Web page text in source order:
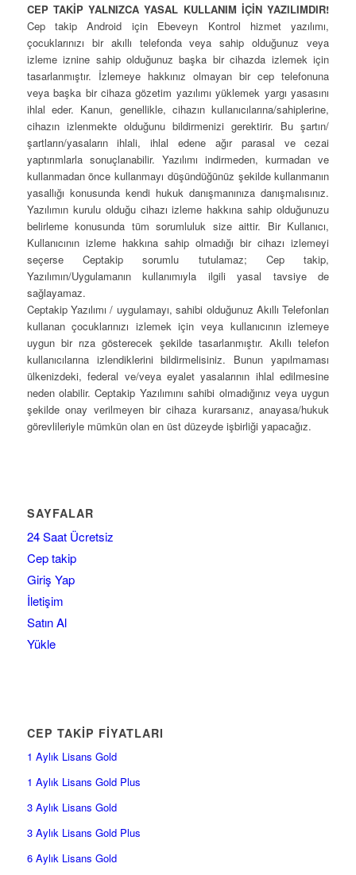
CEP TAKİP YALNIZCA YASAL KULLANIM İÇİN YAZILIMDIR!
Cep takip Android için Ebeveyn Kontrol hizmet yazılımı,
çocuklarınızı bir akıllı telefonda veya sahip olduğunuz veya
izleme iznine sahip olduğunuz başka bir cihazda izlemek için
tasarlanmıştır. İzlemeye hakkınız olmayan bir cep telefonuna
veya başka bir cihaza gözetim yazılımı yüklemek yargı yasasını
ihlal eder. Kanun, genellikle, cihazın kullanıcılarına/sahiplerine,
cihazın izlenmekte olduğunu bildirmenizi gerektirir. Bu şartın/
şartların/yasaların ihlali, ihlal edene ağır parasal ve cezai
yaptırımlarla sonuçlanabilir. Yazılımı indirmeden, kurmadan ve
kullanmadan önce kullanmayı düşündüğünüz şekilde kullanmanın
yasallığı konusunda kendi hukuk danışmanınıza danışmalısınız.
Yazılımın kurulu olduğu cihazı izleme hakkına sahip olduğunuzu
belirleme konusunda tüm sorumluluk size aittir. Bir Kullanıcı,
Kullanıcının izleme hakkına sahip olmadığı bir cihazı izlemeyi
seçerse Ceptakip sorumlu tutulamaz; Cep takip,
Yazılımın/Uygulamanın kullanımıyla ilgili yasal tavsiye de
sağlayamaz.
Ceptakip Yazılımı / uygulamayı, sahibi olduğunuz Akıllı Telefonları
kullanan çocuklarınızı izlemek için veya kullanıcının izlemeye
uygun bir rıza gösterecek şekilde tasarlanmıştır. Akıllı telefon
kullanıcılarına izlendiklerini bildirmelisiniz. Bunun yapılmaması
ülkenizdeki, federal ve/veya eyalet yasalarının ihlal edilmesine
neden olabilir. Ceptakip Yazılımını sahibi olmadığınız veya uygun
şekilde onay verilmeyen bir cihaza kurarsanız, anayasa/hukuk
görevlileriyle mümkün olan en üst düzeyde işbirliği yapacağız.
SAYFALAR
24 Saat Ücretsiz
Cep takip
Giriş Yap
İletişim
Satın Al
Yükle
CEP TAKİP FİYATLARI
1 Aylık Lisans Gold
1 Aylık Lisans Gold Plus
3 Aylık Lisans Gold
3 Aylık Lisans Gold Plus
6 Aylık Lisans Gold